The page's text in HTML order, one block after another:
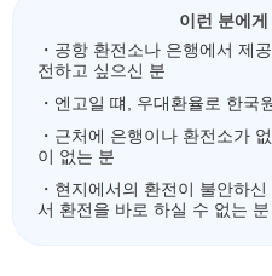
이런 분에
・공항 환전소나 은행에서 제
전하고 싶으신 분
・엔고일 떄, 우대환율로 한국
・근처에 은행이나 환전소가
이 없는 분
・현지에서의 환전이 불안하
서 환전을 바로 하실 수 없는 분